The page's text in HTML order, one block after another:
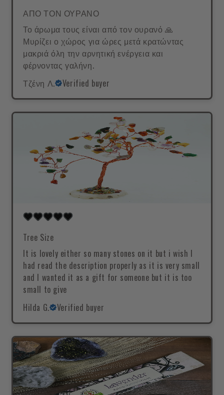
ΑΠΟ ΤΟΝ ΟΥΡΑΝΟ
Το άρωμα τους είναι από τον ουρανό 🙏
Μυρίζει ο χώρος για ώρες μετά κρατώντας
μακριά όλη την αρνητική ενέργεια και
φέρνοντας γαλήνη.
Τζένη Λ.
Verified buyer
Tree Size
It is lovely either so many stones on it but i wish I
had read the description properly as it is very small
and I wanted it as a gift for someone but it is too
small to give
Hilda G.
Verified buyer